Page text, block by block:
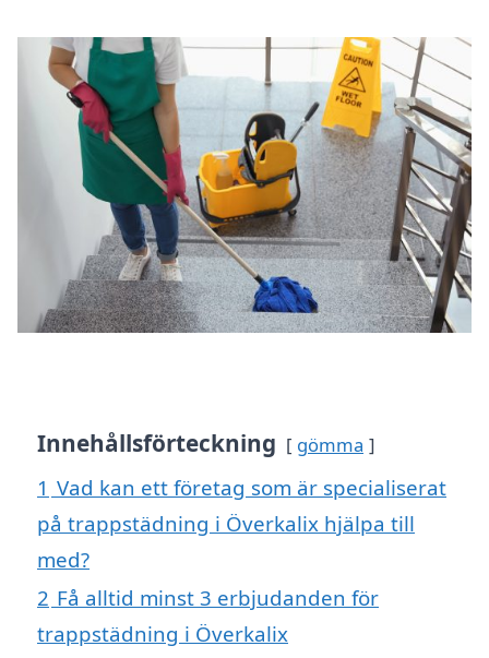
Innehållsförteckning gömma
1 Vad kan ett företag som är specialiserat
på trappstädning i Överkalix hjälpa till
med?
2 Få alltid minst 3 erbjudanden för
trappstädning i Överkalix